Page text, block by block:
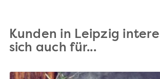
Kunden in Leipzig
sich auch für...